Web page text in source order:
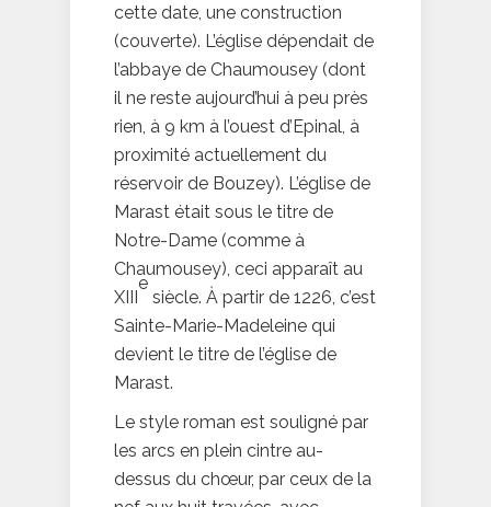
cette date, une construction
(couverte). L’église dépendait de
l’abbaye de Chaumousey (dont
il ne reste aujourd’hui à peu près
rien, à 9 km à l’ouest d’Epinal, à
proximité actuellement du
réservoir de Bouzey). L’église de
Marast était sous le titre de
Notre-Dame (comme à
Chaumousey), ceci apparaît au
XIII
e
siècle. À partir de 1226, c’est
Sainte-Marie-Madeleine qui
devient le titre de l’église de
Marast.
Le style roman est souligné par
les arcs en plein cintre au-
dessus du chœur, par ceux de la